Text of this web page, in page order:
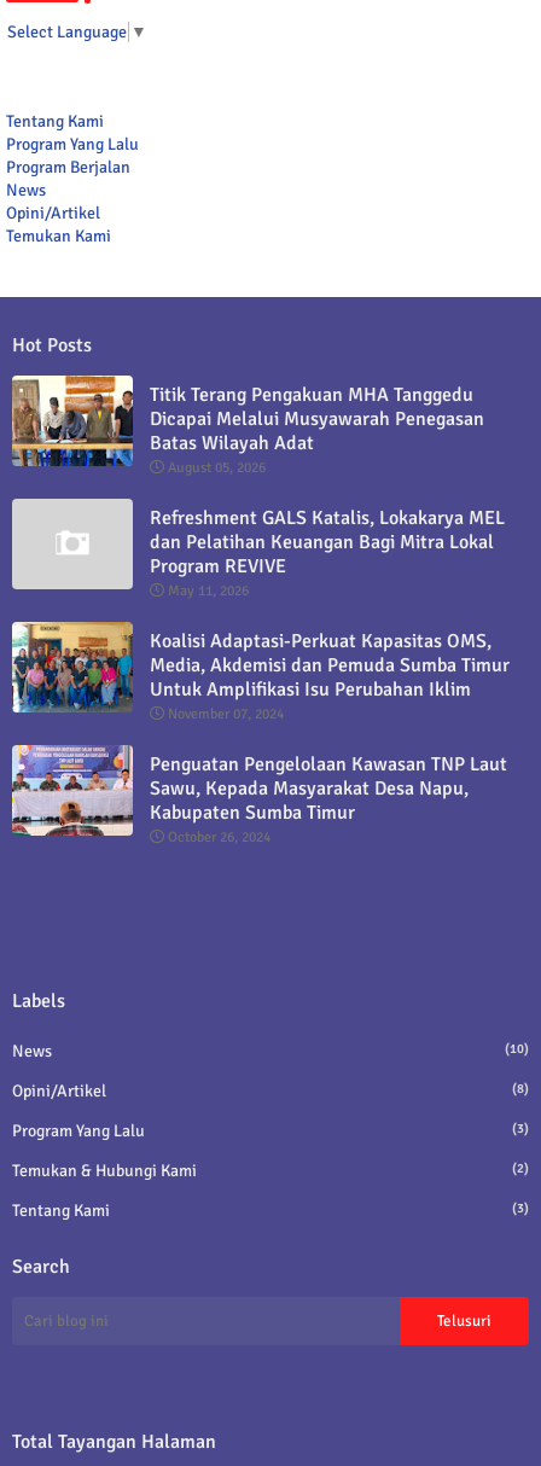
Select Language ▼
Tentang Kami
Program Yang Lalu
Program Berjalan
News
Opini/Artikel
Temukan Kami
Hot Posts
Titik Terang Pengakuan MHA Tanggedu
Dicapai Melalui Musyawarah Penegasan
Batas Wilayah Adat
August 05, 2026
Refreshment GALS Katalis, Lokakarya MEL
dan Pelatihan Keuangan Bagi Mitra Lokal
Program REVIVE
May 11, 2026
Koalisi Adaptasi-Perkuat Kapasitas OMS,
Media, Akdemisi dan Pemuda Sumba Timur
Untuk Amplifikasi Isu Perubahan Iklim
November 07, 2024
Penguatan Pengelolaan Kawasan TNP Laut
Sawu, Kepada Masyarakat Desa Napu,
Kabupaten Sumba Timur
October 26, 2024
Labels
News (10)
Opini/Artikel (8)
Program Yang Lalu (3)
Temukan & Hubungi Kami (2)
Tentang Kami (3)
Search
Total Tayangan Halaman